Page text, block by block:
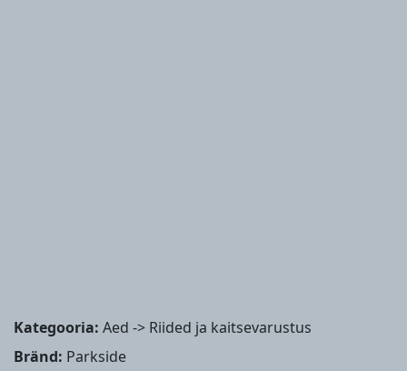
Kategooria: Aed -> Riided ja kaitsevarustus
Bränd: Parkside